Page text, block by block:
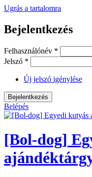
Ugrás a tartalomra
Bejelentkezés
Felhasználónév *
Jelszó *
Új jelszó igénylése
Belépés
[Bol-dog]